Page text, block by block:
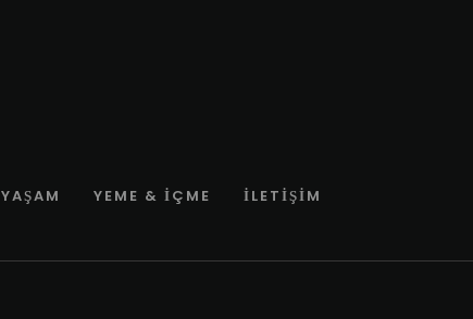
YAŞAM YEME & İÇME İLETIŞIM